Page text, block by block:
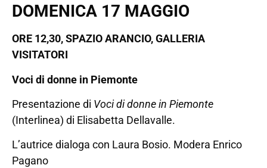
DOMENICA 17 MAGGIO
ORE 12,30, SPAZIO ARANCIO, GALLERIA
VISITATORI
Voci di donne in Piemonte
Presentazione di Voci di donne in Piemonte
(Interlinea) di Elisabetta Dellavalle.
L’autrice dialoga con Laura Bosio. Modera Enrico
Pagano